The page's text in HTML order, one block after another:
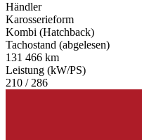
Händler
Karosserieform
Kombi (Hatchback)
Tachostand (abgelesen)
131 466 km
Leistung (kW/PS)
210 / 286